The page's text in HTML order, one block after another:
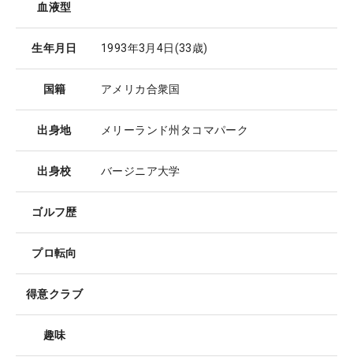
血液型
生年月日 1993年3月4日(33歳)
国籍 アメリカ合衆国
出身地 メリーランド州タコマパーク
出身校 バージニア大学
ゴルフ歴
プロ転向
得意クラブ
趣味